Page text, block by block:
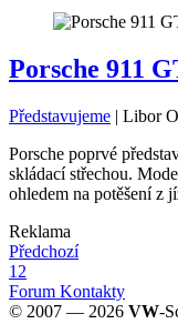
Porsche 911
Představujeme | Libor
Porsche poprvé
skládací střechou.
ohledem na potěšení z
Reklama
Předchozí
1 2
Forum Kontakty
© 2007 — 2026 VW-